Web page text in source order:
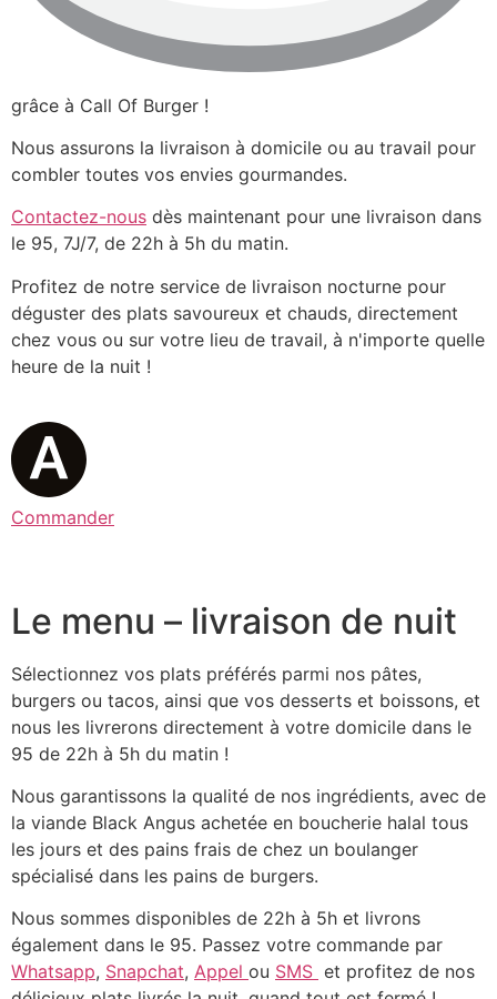
grâce à Call Of Burger !
Nous assurons la livraison à domicile ou au travail pour
combler toutes vos envies gourmandes.
Contactez-nous dès maintenant pour une livraison dans
le 95, 7J/7, de 22h à 5h du matin.
Profitez de notre service de livraison nocturne pour
déguster des plats savoureux et chauds, directement
chez vous ou sur votre lieu de travail, à n'importe quelle
heure de la nuit !
Commander
Le menu – livraison de nuit
Sélectionnez vos plats préférés parmi nos pâtes,
burgers ou tacos, ainsi que vos desserts et boissons, et
nous les livrerons directement à votre domicile dans le
95 de 22h à 5h du matin !
Nous garantissons la qualité de nos ingrédients, avec de
la viande Black Angus achetée en boucherie halal tous
les jours et des pains frais de chez un boulanger
spécialisé dans les pains de burgers.
Nous sommes disponibles de 22h à 5h et livrons
également dans le 95. Passez votre commande par
Whatsapp, Snapchat, Appel ou SMS et profitez de nos